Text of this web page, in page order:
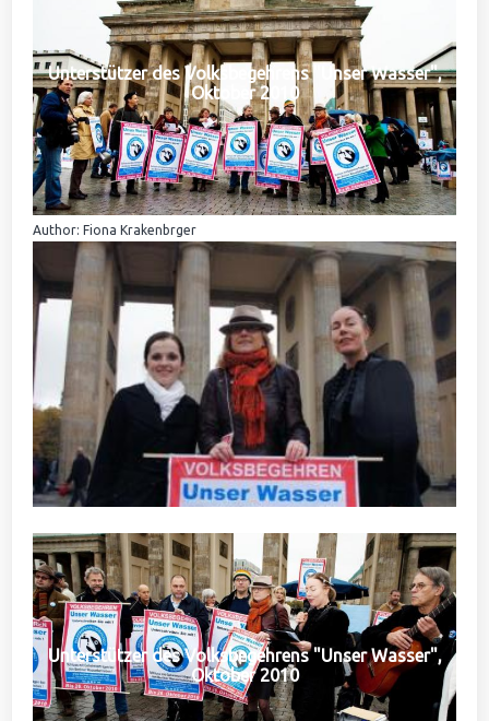
Unterstützer des Volksbegehrens "Unser Wasser",
Oktober 2010
Author: Fiona Krakenbrger
Unterstützer des Volksbegehrens "Unser Wasser",
Oktober 2010